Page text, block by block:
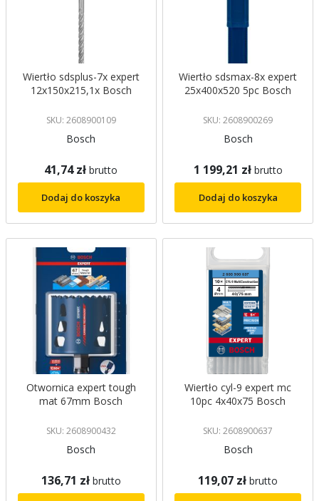
Wiertło sdsplus-7x expert
12x150x215,1x Bosch
SKU: 2608900109
Bosch
41,74 zł brutto
Dodaj do koszyka
Wiertło sdsmax-8x expert
25x400x520 5pc Bosch
SKU: 2608900269
Bosch
1 199,21 zł brutto
Dodaj do koszyka
Otwornica expert tough
mat 67mm Bosch
SKU: 2608900432
Bosch
136,71 zł brutto
Wiertło cyl-9 expert mc
10pc 4x40x75 Bosch
SKU: 2608900637
Bosch
119,07 zł brutto